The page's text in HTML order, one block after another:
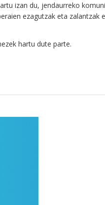
izan du, jendaurreko
ezagutzak eta zalantzak
hartu dute parte.